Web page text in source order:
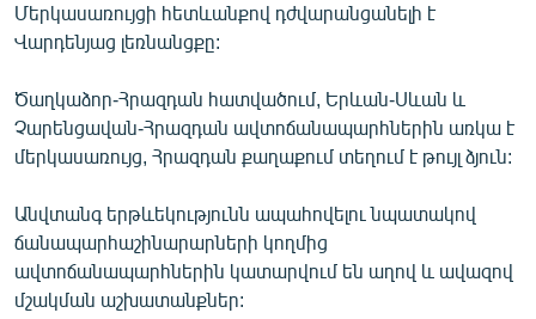
ՍՊՈՐՏ
ՄԵԿՆԱԲԱՆՈՒԹՅՈՒՆ
ՏՏ ԵՒ ԻՆՏԵՐՆԵՏ
ԿՈՐՈՆԱՎԻՐՈՒՍ
ՏԵՍԱՆՅՈՒԹԵՐ
ԲԱՆԱՎԵՃ
Մերկասառույցի հետևանքով դժվարանցանելի է
Վարդենյաց լեռնանցքը:
Ծաղկաձոր-Հրազդան հատվածում, Երևան-Սևան և
Չարենցավան-Հրազդան ավտոճանապարհներին առկա է
մերկասառույց, Հրազդան քաղաքում տեղում է թույլ ձյուն:
Անվտանգ երթևեկությունն ապահովելու նպատակով
ճանապարհաշինարարների կողմից
ավտոճանապարհներին կատարվում են աղով և ավազով
մշակման աշխատանքներ: